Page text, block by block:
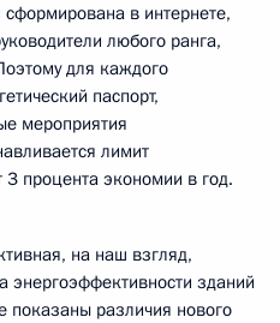
в интернете,
любого ранга,
для каждого
паспорт,
мероприятия
лимит
3 процента экономии в год.
на наш взгляд,
энергоэффективности зданий
показаны различия нового